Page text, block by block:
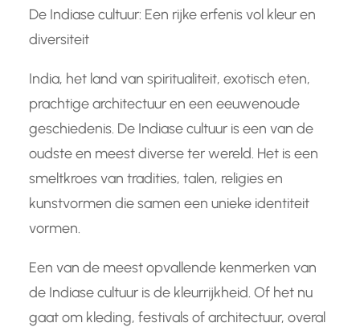
De Indiase cultuur: Een rijke erfenis vol kleur en
diversiteit
India, het land van spiritualiteit, exotisch eten,
prachtige architectuur en een eeuwenoude
geschiedenis. De Indiase cultuur is een van de
oudste en meest diverse ter wereld. Het is een
smeltkroes van tradities, talen, religies en
kunstvormen die samen een unieke identiteit
vormen.
Een van de meest opvallende kenmerken van
de Indiase cultuur is de kleurrijkheid. Of het nu
gaat om kleding, festivals of architectuur, overal